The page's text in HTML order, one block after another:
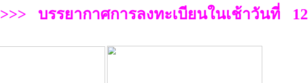
>>> บรรยากาศการลงทะเบียนในเช้าวันที่ 12